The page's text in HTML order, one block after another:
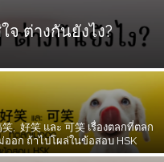
จ ต่างกันยังไง?
笑, 好笑 และ 可笑 เรื่องตลกที่ตลก
ออก ถ้าไปโผล่ในข้อสอบ HSK